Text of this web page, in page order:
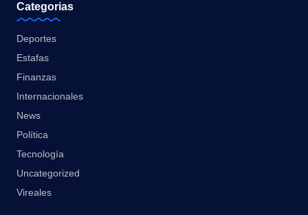
Categorias
Deportes
Estafas
Finanzas
Internacionales
News
Política
Tecnología
Uncategorized
Vireales